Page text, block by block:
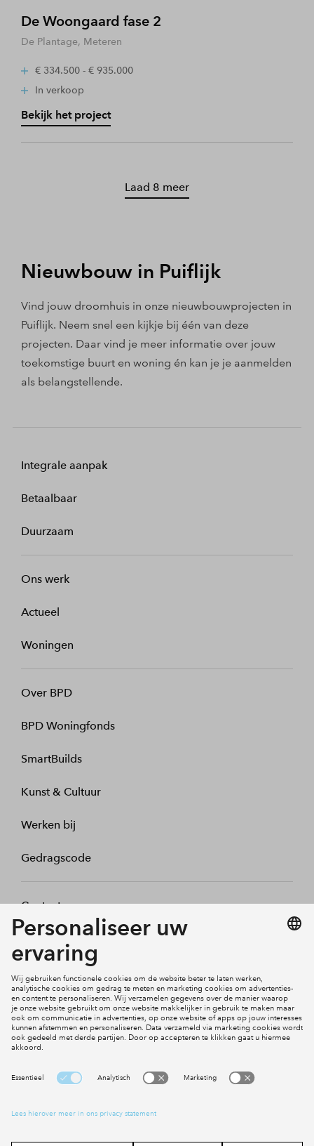
De Woongaard fase 2
De Plantage, Meteren
€ 334.500 - € 935.000
In verkoop
Bekijk het project
Laad 8 meer
Nieuwbouw in Puiflijk
Vind jouw droomhuis in onze nieuwbouwprojecten in
Puiflijk. Neem snel een kijkje bij één van deze
projecten. Daar vind je meer informatie over jouw
toekomstige buurt en woning én kan je je aanmelden
als belangstellende.
Integrale aanpak
Betaalbaar
Duurzaam
Ons werk
Actueel
Woningen
Over BPD
BPD Woningfonds
SmartBuilds
Kunst & Cultuur
Werken bij
Gedragscode
Contact
Mijn profiel
Social Media
Cookies